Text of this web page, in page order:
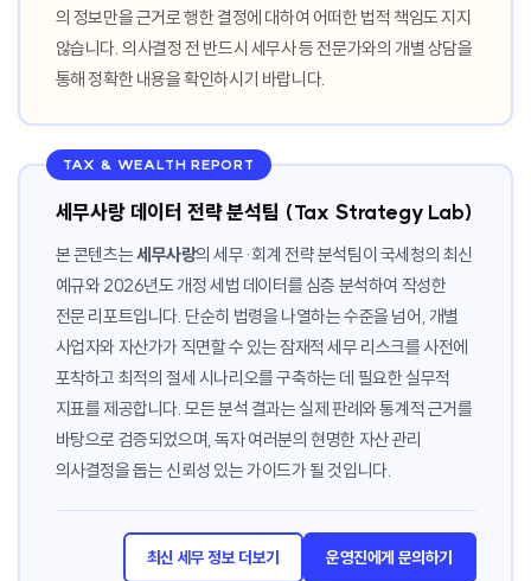
의 정보만을 근거로 행한 결정에 대하여 어떠한 법적 책임도 지지
않습니다. 의사결정 전 반드시 세무사 등 전문가와의 개별 상담을
통해 정확한 내용을 확인하시기 바랍니다.
TAX & WEALTH REPORT
세무사랑 데이터 전략 분석팀 (Tax Strategy Lab)
본 콘텐츠는세무사랑의 세무·회계 전략 분석팀이 국세청의 최신
예규와 2026년도 개정 세법 데이터를 심층 분석하여 작성한
전문 리포트입니다. 단순히 법령을 나열하는 수준을 넘어, 개별
사업자와 자산가가 직면할 수 있는 잠재적 세무 리스크를 사전에
포착하고 최적의 절세 시나리오를 구축하는 데 필요한 실무적
지표를 제공합니다. 모든 분석 결과는 실제 판례와 통계적 근거를
바탕으로 검증되었으며, 독자 여러분의 현명한 자산 관리
의사결정을 돕는 신뢰성 있는 가이드가 될 것입니다.
최신 세무 정보 더보기 운영진에게 문의하기